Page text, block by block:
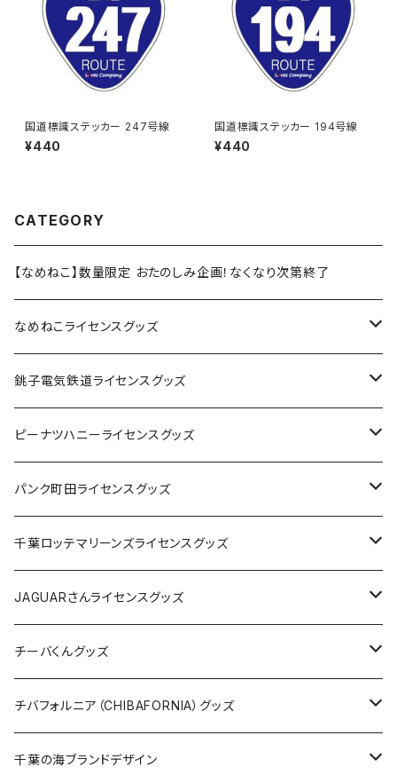
国道標識ステッカー 247号線
¥440
国道標識ステッカー 194号線
¥440
CATEGORY
【なめねこ】数量限定 おたのしみ企画！なくなり次第終了
なめねこライセンスグッズ
Tシャツ
キャップ
ステッカー
缶バッジ
ホテルキーホルダー
銚子電気鉄道ライセンスグッズ
ステッカー
缶バッジ
アクリルキーホルダー
ホテルキーホルダー
クリアファイル
Tシャツ
キャップ
ピーナツハニーライセンスグッズ
Tシャツ
キャップ
バッグ
ステッカー
缶バッジ
キーホルダー
パンク町田ライセンスグッズ
Tシャツ
キャップ
バッグ
ステッカー
缶バッジ
千葉ロッテマリーンズライセンスグッズ
ステッカー
ステッカー
ステッカー大
缶バッジ
缶バッジ32mm
缶バッジ54mm
エコバッグ
JAGUARさんコラボグッズ
JAGUARさんライセンスグッズ
Tシャツ
ステッカー
缶バッジ
チーバくんグッズ
Tシャツ
キャップ
チバフォルニア（CHIBAFORNIA）グッズ
Tシャツ
千葉の海ブランドデザイン